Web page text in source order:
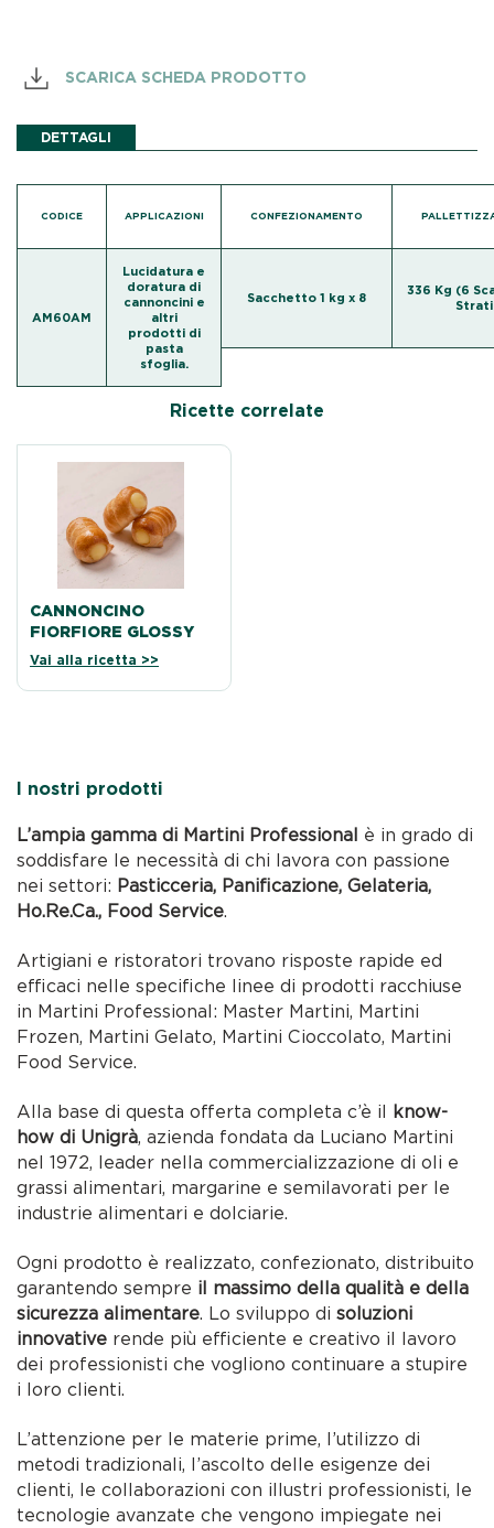
SCARICA SCHEDA PRODOTTO
DETTAGLI
CODICE APPLICAZIONI
AM60AM
Lucidatura e
doratura di
cannoncini e
altri
prodotti di
pasta
sfoglia.
CONFEZIONAMENTO
Sacchetto 1 kg x 8
336 Kg (6
Ricette correlate
CANNONCINO
FIORFIORE GLOSSY
Vai alla ricetta >>
I nostri prodotti
L’ampia gamma di Martini Professional è in grado di
soddisfare le necessità di chi lavora con passione
nei settori: Pasticceria, Panificazione, Gelateria,
Ho.Re.Ca., Food Service.
Artigiani e ristoratori trovano risposte rapide ed
efficaci nelle specifiche linee di prodotti racchiuse
in Martini Professional: Master Martini, Martini
Frozen, Martini Gelato, Martini Cioccolato, Martini
Food Service.
Alla base di questa offerta completa c’è il
know-
how di Unigrà, azienda fondata da Luciano Martini
nel 1972, leader nella commercializzazione di oli e
grassi alimentari, margarine e semilavorati per le
industrie alimentari e dolciarie.
Ogni prodotto è realizzato, confezionato, distribuito
garantendo sempre il massimo della qualità e della
sicurezza alimentare. Lo sviluppo disoluzioni
innovative rende più efficiente e creativo il lavoro
dei professionisti che vogliono continuare a stupire
i loro clienti.
L’attenzione per le materie prime, l’utilizzo di
metodi tradizionali, l’ascolto delle esigenze dei
clienti, le collaborazioni con illustri professionisti, le
tecnologie avanzate che vengono impiegate nei